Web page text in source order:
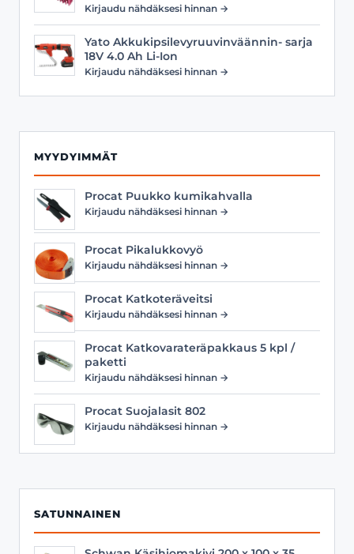
Kirjaudu nähdäksesi hinnan →
Yato Akkukipsilevyruuvinväännin- sarja
18V 4.0 Ah Li-Ion
Kirjaudu nähdäksesi hinnan →
MYYDYIMMÄT
Procat Puukko kumikahvalla
Kirjaudu nähdäksesi hinnan →
Procat Pikalukkovyö
Kirjaudu nähdäksesi hinnan →
Procat Katkoteräveitsi
Kirjaudu nähdäksesi hinnan →
Procat Katkovarateräpakkaus 5 kpl /
paketti
Kirjaudu nähdäksesi hinnan →
Procat Suojalasit 802
Kirjaudu nähdäksesi hinnan →
SATUNNAINEN